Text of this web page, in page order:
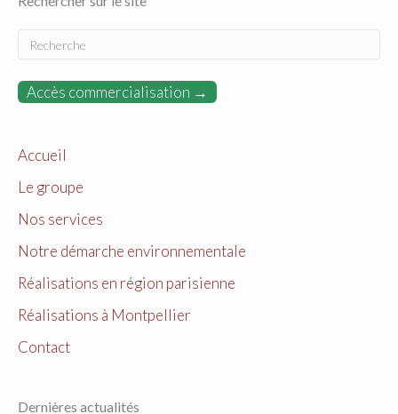
Accès commercialisation →
Accueil
Le groupe
Nos services
Notre démarche environnementale
Réalisations en région parisienne
Réalisations à Montpellier
Contact
Dernières actualités